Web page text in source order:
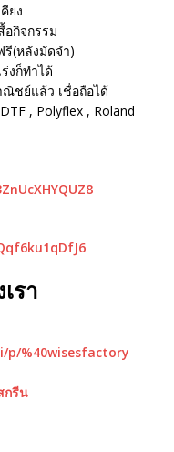
ยง
อกิจกรรม
(หลังมัดจำ)
งก็ทำได้
ณิชย์แล้ว เชื่อถือได้
, Polyflex , Roland
รา
%40wisesfactory
กรีน